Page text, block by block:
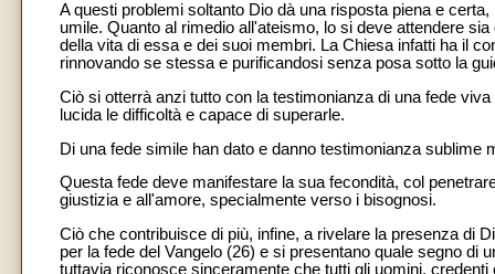
A questi problemi soltanto Dio dà una risposta piena e
umile. Quanto al rimedio all'ateismo, lo si deve attendere
della vita di essa e dei suoi membri. La Chiesa infatti ha il
rinnovando se stessa e purificandosi senza posa sotto la
Ciò si otterrà anzi tutto con la testimonianza di una fede
lucida le difficoltà e capace di superarle.
Di una fede simile han dato e danno testimonianza sublime
Questa fede deve manifestare la sua fecondità, col
giustizia e all'amore, specialmente verso i bisognosi.
Ciò che contribuisce di più, infine, a rivelare la presenza di
per la fede del Vangelo (26) e si presentano quale segno di
tuttavia riconosce sinceramente che tutti gli uomini,